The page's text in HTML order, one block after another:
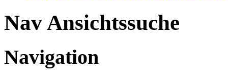
Nav Ansichtssuche
Navigation